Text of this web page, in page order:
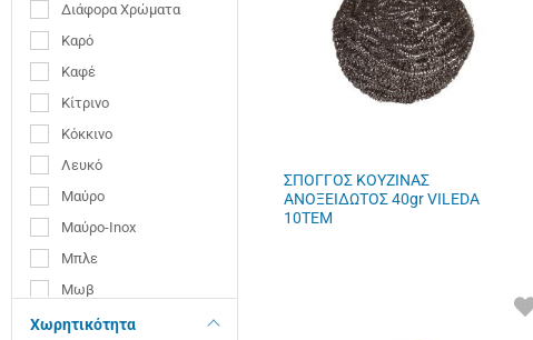
Διάφορα Χρώματα
Καρό
Καφέ
Κίτρινο
Κόκκινο
Λευκό
Μαύρο
Μαύρο-Inox
Μπλε
Μωβ
Πράσινο
Χωρητικότητα
ΣΠΟΓΓΟΣ ΚΟΥΖΙΝΑΣ
ΑΝΟΞΕΙΔΩΤΟΣ 40gr VILEDA
10ΤΕΜ